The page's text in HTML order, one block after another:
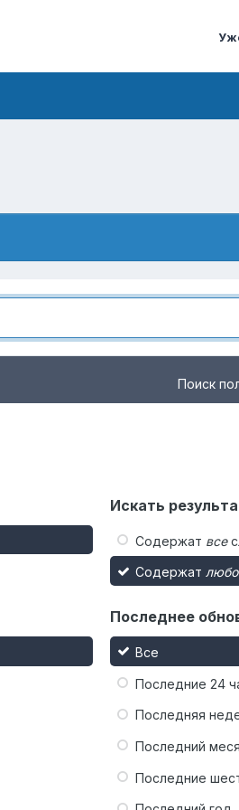
Поиск
Искать
Содержат все
Содержат
Последнее
Все
Последние 24
Последняя
Последний
Последние